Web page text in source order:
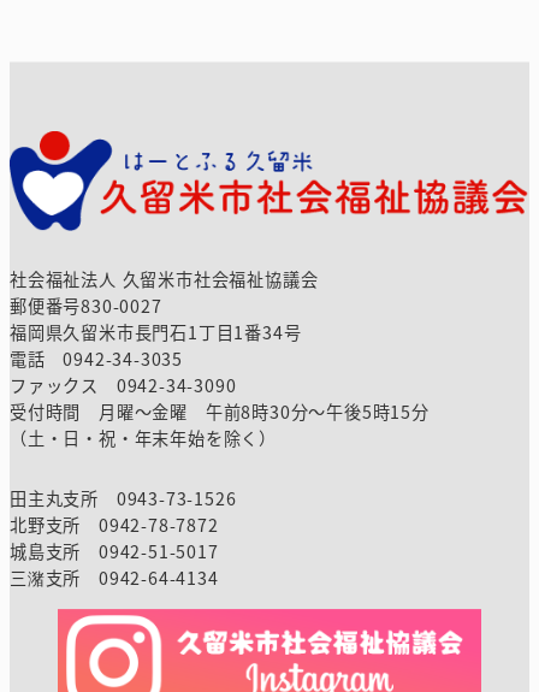
社会福祉法人 久留米市社会福祉協議会
郵便番号830-0027
福岡県久留米市長門石1丁目1番34号
電話 0942-34-3035
ファックス 0942-34-3090
受付時間 月曜～金曜 午前8時30分～午後5時15分
（土・日・祝・年末年始を除く）
田主丸支所 0943-73-1526
北野支所 0942-78-7872
城島支所 0942-51-5017
三潴支所 0942-64-4134